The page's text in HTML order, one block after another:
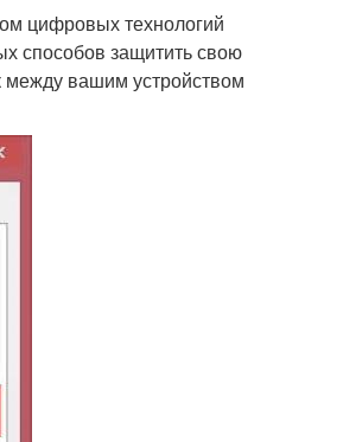
цифровых технологий
способов защитить свою
между вашим устройством